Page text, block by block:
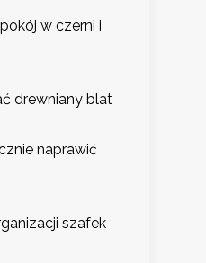
w czerni i
drewniany blat
naprawić
szafek